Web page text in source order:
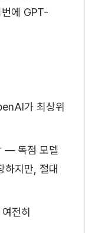
에 GPT-
가 최상위
— 독점 모델
하지만, 절대
전히